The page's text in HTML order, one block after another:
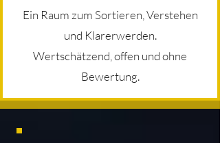
Ein Raum zum Sortieren, Verstehen
und Klarerwerden.
Wertschätzend, offen und ohne
Bewertung.